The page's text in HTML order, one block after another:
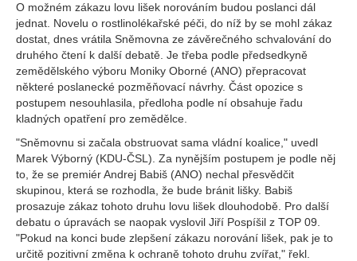
O možném zákazu lovu lišek norováním budou poslanci dál
jednat. Novelu o rostlinolékařské péči, do níž by se mohl zákaz
dostat, dnes vrátila Sněmovna ze závěrečného schvalování do
druhého čtení k další debatě. Je třeba podle předsedkyně
zemědělského výboru Moniky Oborné (ANO) přepracovat
některé poslanecké pozměňovací návrhy. Část opozice s
postupem nesouhlasila, předloha podle ní obsahuje řadu
kladných opatření pro zemědělce.
"Sněmovnu si začala obstruovat sama vládní koalice," uvedl
Marek Výborný (KDU-ČSL). Za nynějším postupem je podle něj
to, že se premiér Andrej Babiš (ANO) nechal přesvědčit
skupinou, která se rozhodla, že bude bránit lišky. Babiš
prosazuje zákaz tohoto druhu lovu lišek dlouhodobě. Pro další
debatu o úpravách se naopak vyslovil Jiří Pospíšil z TOP 09.
"Pokud na konci bude zlepšení zákazu norování lišek, pak je to
určitě pozitivní změna k ochraně tohoto druhu zvířat," řekl.